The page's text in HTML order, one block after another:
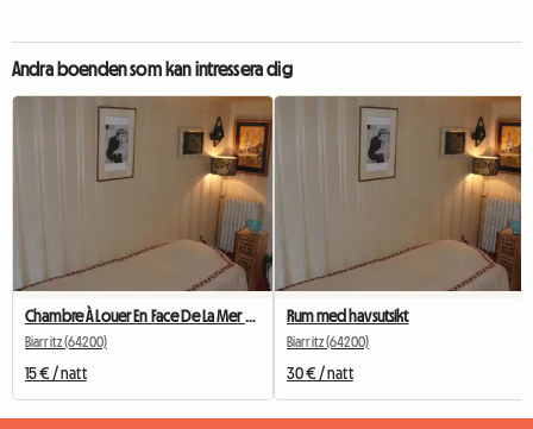
Andra boenden som kan intressera dig
Biarritz (64200)
15 € / natt
Rum med havsutsikt
Biarritz (64200)
30 € / natt